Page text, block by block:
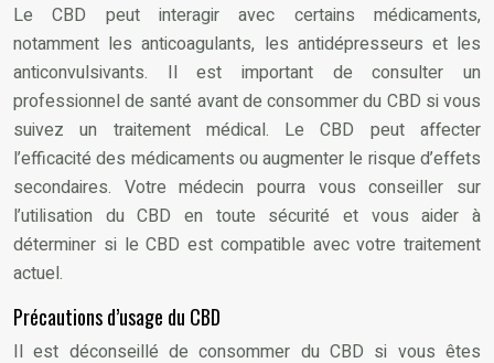
Le CBD peut interagir avec certains médicaments,
notamment les anticoagulants, les antidépresseurs et les
anticonvulsivants. Il est important de consulter un
professionnel de santé avant de consommer du CBD si vous
suivez un traitement médical. Le CBD peut affecter
l’efficacité des médicaments ou augmenter le risque d’effets
secondaires. Votre médecin pourra vous conseiller sur
l’utilisation du CBD en toute sécurité et vous aider à
déterminer si le CBD est compatible avec votre traitement
actuel.
Précautions d’usage du CBD
Il est déconseillé de consommer du CBD si vous êtes